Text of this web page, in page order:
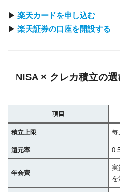
▶ 楽天カードを申し込む
▶ 楽天証券の口座を開設する
NISA × クレカ積立の選
項目
積立上限 毎
還元率
年会費
実
を